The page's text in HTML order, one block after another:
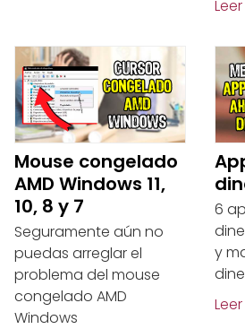
Mouse congelado
AMD Windows 11,
10, 8 y 7
Seguramente aún no
puedas arreglar el
problema del mouse
congelado AMD
Windows
6
y